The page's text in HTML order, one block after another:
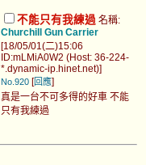
不能只有我練過 名稱:
Churchill Gun Carrier
[18/05/01(二)15:06
ID:mLMiA0W2 (Host: 36-224-
*.dynamic-ip.hinet.net)]
No.920 [回應]
真是一台不可多得的好車 不能
只有我練過